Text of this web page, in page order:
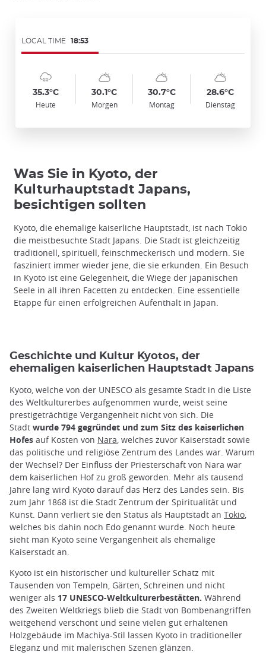
LOCAL TIME 18:53
cloudy_rainy
35.3°C
Heute
:
sunny_cloudy
30.1°C
Morgen
sunny_cloudy
30.7°C
Montag
:
sunny_cloudy
28.6°C
Dienstag
Was Sie in Kyoto, der
Kulturhauptstadt Japans,
besichtigen sollten
Kyoto, die ehemalige kaiserliche Hauptstadt, ist nach Tokio
die meistbesuchte Stadt Japans. Die Stadt ist gleichzeitig
traditionell, spirituell, feinschmeckerisch und modern. Sie
fasziniert immer wieder jene, die sie erkunden. Ein Besuch
in Kyoto ist eine Gelegenheit, die Wiege der japanischen
Seele in all ihren Facetten zu entdecken. Eine essentielle
Etappe für einen erfolgreichen Aufenthalt in Japan.
Geschichte und Kultur Kyotos, der
ehemaligen kaiserlichen Hauptstadt Japans
Kyoto, welche von der UNESCO als gesamte Stadt in die Liste
des Weltkulturerbes aufgenommen wurde, weist seine
prestigeträchtige Vergangenheit nicht von sich. Die
Stadt wurde 794 gegründet und zum Sitz des kaiserlichen
Hofes auf Kosten von Nara, welches zuvor Kaiserstadt sowie
das politische und religiöse Zentrum des Landes war. Warum
der Wechsel? Der Einfluss der Priesterschaft von Nara war
dem kaiserlichen Hof zu groß geworden. Mehr als tausend
Jahre lang wird Kyoto darauf das Herz des Landes sein. Bis
zum Jahr 1868 ist die Stadt Zentrum der Spiritualität und
Kunst. Dann verliert sie den Status als Hauptstadt an Tokio,
welches bis dahin noch Edo genannt wurde. Noch heute
sieht man Kyoto seine Vergangenheit als ehemalige
Kaiserstadt an.
Kyoto ist ein historischer und kultureller Schatz mit
Tausenden von Tempeln, Gärten, Schreinen und nicht
weniger als 17 UNESCO-Weltkulturerbestätten. Während
des Zweiten Weltkriegs blieb die Stadt von Bombenangriffen
weitgehend verschont und seine vielen gut erhaltenen
Holzgebäude im Machiya-Stil lassen Kyoto in traditioneller
Eleganz und mit malerischen Szenen glänzen.